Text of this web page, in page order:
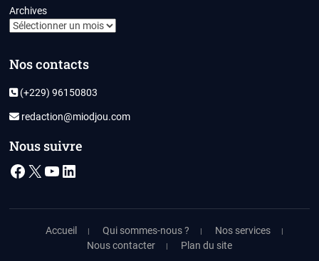
Archives
Nos contacts
(+229) 96150803
redaction@miodjou.com
Nous suivre
Facebook
X YouTube
LinkedIn
Accueil Qui sommes-nous ?
Nos services
Nous contacter
Plan du site